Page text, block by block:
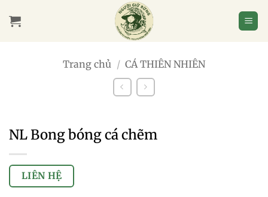
qua
Trang chủ / CÁ THIÊN NHIÊN
NL Bong bóng cá chẽm
LIÊN HỆ